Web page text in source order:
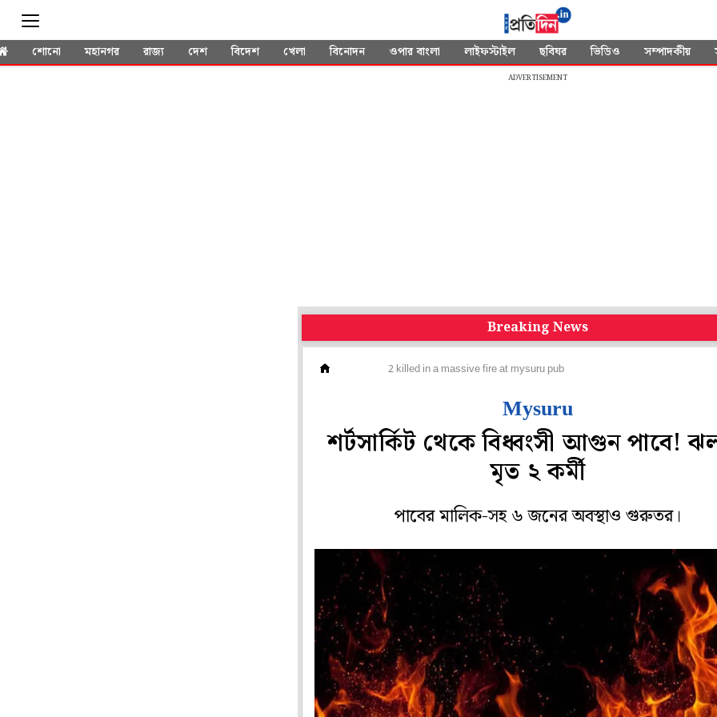
শোনো মহানগর রাজ্য দেশ বিদেশ খেলা বিনোদন ওপার বাংলা লাইফস্টাইল ছবিঘর ভিডিও সম্পাদকীয়
ADVERTISEMENT
Breaking News
2 killed in a massive fire at mysuru pub
Mysuru
শর্টসার্কিট থেকে বিধ্বংসী আগুন পাবে!
মৃত ২ কর্মী
পাবের মালিক-সহ ৬ জনের অবস্থাও গুরুতর।